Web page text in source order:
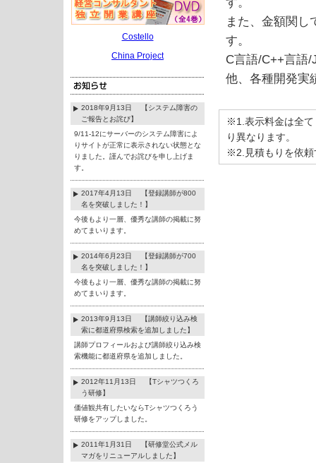
Costello
China Project
2018年9月13日 【システム障害の
ご報告とお詫び】
9/11-12にサーバーのシステム障害によ
りサイトが正常に表示されない状態とな
りました。謹んでお詫びを申し上げま
す。
2017年4月13日 【登録講師が800
名を突破しました！】
今後もより一層、優秀な講師の掲載に努
めてまいります。
2014年6月23日 【登録講師が700
名を突破しました！】
今後もより一層、優秀な講師の掲載に努
めてまいります。
2013年9月13日 【講師絞り込み検
索に都道府県検索を追加しました】
講師プロフィールおよび講師絞り込み検
索機能に都道府県を追加しました。
2012年11月13日 【Tシャツつくろ
う研修】
価値観共有したいならTシャツつくろう
研修をアップしました。
2011年1月31日 【研修堂公式メル
マガをリニューアルしました】
また、金額関し
す。
C言語/C++言語
他、各種開発実
※1.表示料金は全て
り異なります。
※2.見積もりを依頼